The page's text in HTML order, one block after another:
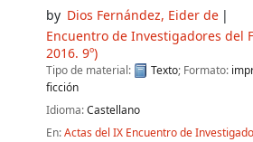
by Dios Fernández, Eider de
Encuentro de Investigadores del
2016. 9º)
Tipo de material: Texto; Formato:
ficción
Idioma:Castellano
En:Actas del IX Encuentro de